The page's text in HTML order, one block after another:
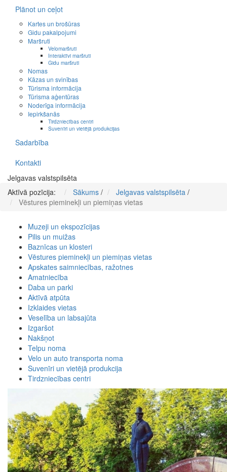
Plānot un ceļot
Kartes un brošūras
Gidu pakalpojumi
Maršruti
Velomaršruti
Interaktīvi maršruti
Gidu maršruti
Nomas
Kāzas un svinības
Tūrisma informācija
Tūrisma aģentūras
Noderīga informācija
Iepirkšanās
Tirdzniecības centri
Suvenīri un vietējā produkcijas
Sadarbība
Kontakti
Jelgavas valstspilsēta
Aktīvā pozīcija:
Sākums / Jelgavas valstspilsēta /
Vēstures pieminekļi un piemiņas vietas
Muzeji un ekspozīcijas
Pilis un muižas
Baznīcas un klosteri
Vēstures pieminekļi un piemiņas vietas
Apskates saimniecības, ražotnes
Amatniecība
Daba un parki
Aktīvā atpūta
Izklaides vietas
Veselība un labsajūta
Izgaršot
Nakšņot
Telpu noma
Velo un auto transporta noma
Suvenīri un vietējā produkcija
Tirdzniecības centri